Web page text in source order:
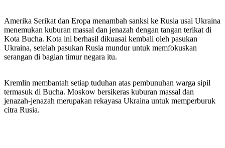
Amerika Serikat dan Eropa menambah sanksi ke Rusia usai Ukraina
menemukan kuburan massal dan jenazah dengan tangan terikat di
Kota Bucha. Kota ini berhasil dikuasai kembali oleh pasukan
Ukraina, setelah pasukan Rusia mundur untuk memfokuskan
serangan di bagian timur negara itu.
Kremlin membantah setiap tuduhan atas pembunuhan warga sipil
termasuk di Bucha. Moskow bersikeras kuburan massal dan
jenazah-jenazah merupakan rekayasa Ukraina untuk memperburuk
citra Rusia.